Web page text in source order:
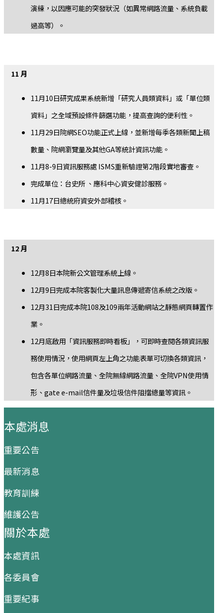
演練，以因應可能的突發狀況（如異常網路流量、系統負載
過高等）。
11 月
11月10日研究成果系統新增「研究人員類資料」或「單位類
資料」之全域預設條件篩選功能，提高查詢的便利性。
11月29日院網SEO功能正式上線，並新增每季各類新聞上稿
數量、院網瀏覽量及其他GA等統計資訊功能。
11月8-9日資訊服務處 ISMS重新驗證第2階段實地審查。
完成單位：台史所 、應科中心資安健診服務。
11月17日總統府資安外部稽核。
12 月
12月8日本院新公文管理系統上線。
12月9日完成本院客製化大量訊息傳遞寄信系統之改版。
12月31日完成本院108及109兩年活動網站之靜態網頁轉置作
業。
12月底啟用「資訊服務即時看板」，可即時查閱各類資訊服
務使用情況，使用網頁左上角之功能表單可切換各類資訊，
包含各單位網路流量、全院無線網路流量、全院VPN使用情
形、gate e-mail信件量及垃圾信件阻擋總量等資訊。
本處消息
重要公告
最新消息
教育訓練
維護公告
關於本處
本處資訊
各委員會
重要紀事